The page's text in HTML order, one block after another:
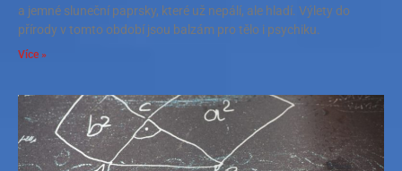
a jemné sluneční paprsky, které už nepálí, ale hladí. Výlety do
přírody v tomto období jsou balzám pro tělo i psychiku.
Více »